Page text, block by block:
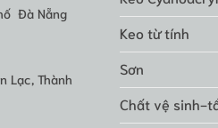
Đà Nẵng
Lạc, Thành
Keo từ tính
Sơn
Chất vệ sinh-